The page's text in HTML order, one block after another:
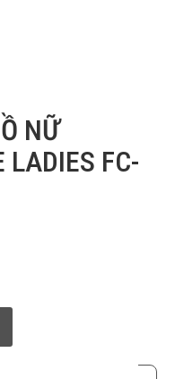
NỮ
LADIES FC-